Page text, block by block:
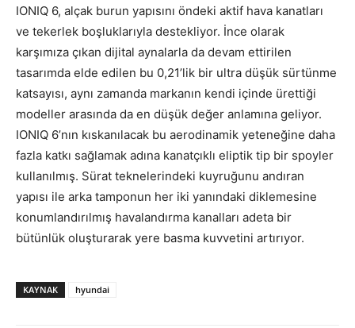
IONIQ 6, alçak burun yapısını öndeki aktif hava kanatları
ve tekerlek boşluklarıyla destekliyor. İnce olarak
karşımıza çıkan dijital aynalarla da devam ettirilen
tasarımda elde edilen bu 0,21’lik bir ultra düşük sürtünme
katsayısı, aynı zamanda markanın kendi içinde ürettiği
modeller arasında da en düşük değer anlamına geliyor.
IONIQ 6’nın kıskanılacak bu aerodinamik yeteneğine daha
fazla katkı sağlamak adına kanatçıklı eliptik tip bir spoyler
kullanılmış. Sürat teknelerindeki kuyruğunu andıran
yapısı ile arka tamponun her iki yanındaki diklemesine
konumlandırılmış havalandırma kanalları adeta bir
bütünlük oluşturarak yere basma kuvvetini artırıyor.
KAYNAK hyundai